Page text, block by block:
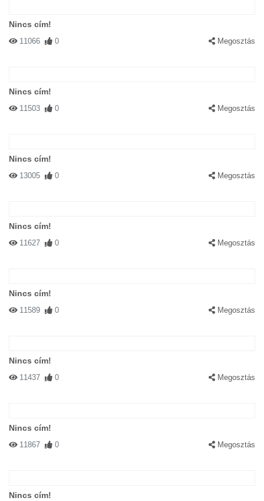
Nincs cím!
11066 0 Megosztás
Nincs cím!
11503 0 Megosztás
Nincs cím!
13005 0 Megosztás
Nincs cím!
11627 0 Megosztás
Nincs cím!
11589 0 Megosztás
Nincs cím!
11437 0 Megosztás
Nincs cím!
11867 0 Megosztás
Nincs cím!